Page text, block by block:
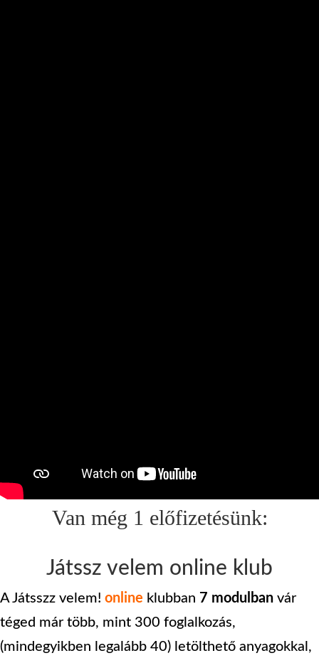
Van még 1 előfizetésünk:
Játssz velem online klub
A Játsszz velem! online klubban 7 modulban vár
téged már több, mint 300 foglalkozás,
(mindegyikben legalább 40) letölthető anyagokkal,